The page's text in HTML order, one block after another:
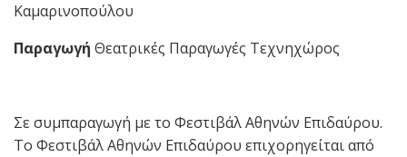
Καμαρινοπούλου
Παραγωγή Θεατρικές Παραγωγές Τεχνηχώρος
Σε συμπαραγωγή με το Φεστιβάλ Αθηνών Επιδαύρου.
Το Φεστιβάλ Αθηνών Επιδαύρου επιχορηγείται από